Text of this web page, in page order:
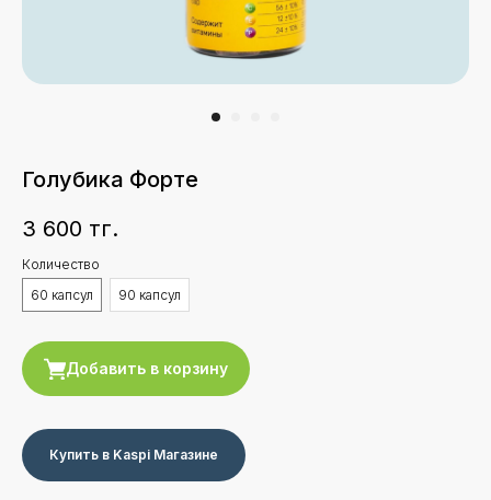
Голубика Форте
3 600 тг.
Количество
60 капсул
90 капсул
Добавить в корзину
Купить в Kaspi Магазине
Вам нужна Голубика